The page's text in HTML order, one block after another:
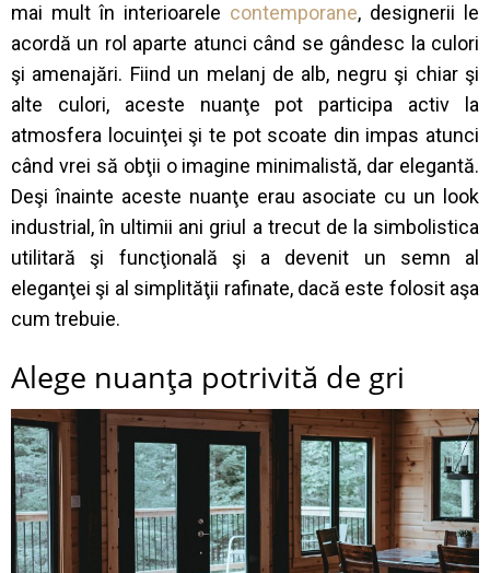
mai mult în interioarele contemporane, designerii le
acordă un rol aparte atunci când se gândesc la culori
şi amenajări. Fiind un melanj de alb, negru şi chiar şi
alte culori, aceste nuanţe pot participa activ la
atmosfera locuinţei şi te pot scoate din impas atunci
când vrei să obţii o imagine minimalistă, dar elegantă.
Deşi înainte aceste nuanţe erau asociate cu un look
industrial, în ultimii ani griul a trecut de la simbolistica
utilitară şi funcţională şi a devenit un semn al
eleganţei şi al simplităţii rafinate, dacă este folosit aşa
cum trebuie.
Alege nuanţa potrivită de gri